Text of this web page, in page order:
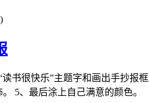
书很快乐”主题字和画出手抄报
5、最后涂上自己满意的颜色。